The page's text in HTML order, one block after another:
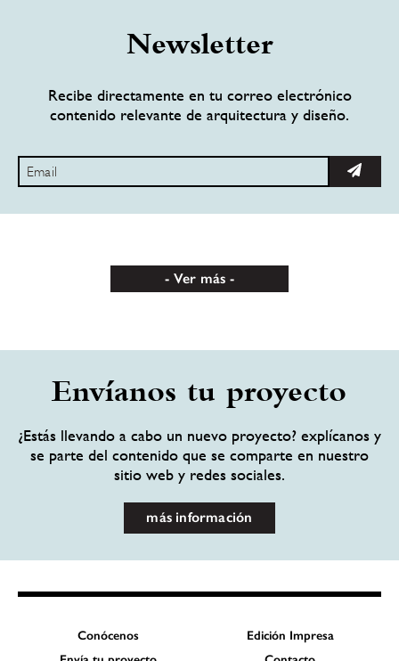
Newsletter
Recibe directamente en tu correo electrónico
contenido relevante de arquitectura y diseño.
Ver más
Envíanos tu proyecto
¿Estás llevando a cabo un nuevo proyecto? explícanos y
se parte del contenido que se comparte en nuestro
sitio web y redes sociales.
más información
Conócenos
Edición Impresa